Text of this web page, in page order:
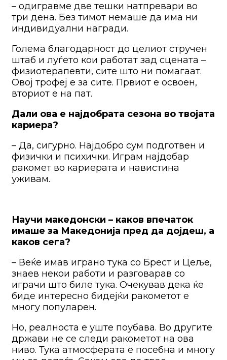
– одигравме две тешки натпревари во
три дена. Без тимот немаше да има ни
индивидуални награди.
Голема благодарност до целиот стручен
штаб и луѓето кои работат зад сцената –
физиотерапевти, сите што ни помагаат.
Овој трофеј е за сите. Првиот е освоен,
вториот е на пат.
Дали ова е најдобрата сезона во твојата
кариера?
– Да, сигурно. Најдобро сум подготвен и
физички и психички. Играм најдобар
ракомет во кариерата и навистина
уживам.
Научи македонски – каков впечаток
имаше за Македонија пред да дојдеш, а
каков сега?
– Веќе имав играно тука со Брест и Цеље,
знаев некои работи и разговарав со
играчи што биле тука. Очекував дека ќе
биде интересно бидејќи ракометот е
многу популарен.
Но, реалноста е уште поубава. Во другите
држави не се следи ракометот на ова
ниво. Тука атмосферата е посебна и многу